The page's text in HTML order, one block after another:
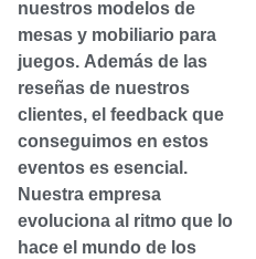
nuestros modelos de
mesas y mobiliario para
juegos. Además de las
reseñas de nuestros
clientes, el feedback que
conseguimos en estos
eventos es esencial.
Nuestra empresa
evoluciona al ritmo que lo
hace el mundo de los